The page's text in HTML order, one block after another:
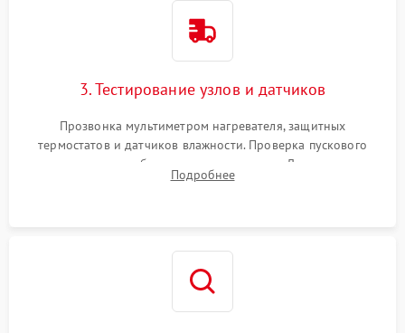
3. Тестирование узлов и датчиков
Прозвонка мультиметром нагревателя, защитных
термостатов и датчиков влажности. Проверка пускового
конденсатора, обмоток мотора и помпы. Для машин с
тепловым насосом — диагностика работы компрессора и
Подробнее